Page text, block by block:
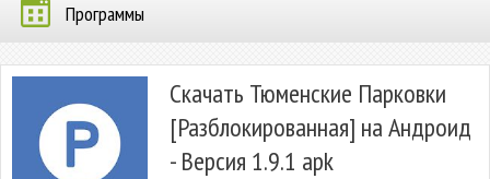
Программы
Скачать Тюменские Парковки
[Разблокированная] на Андроид
- Версия 1.9.1 apk